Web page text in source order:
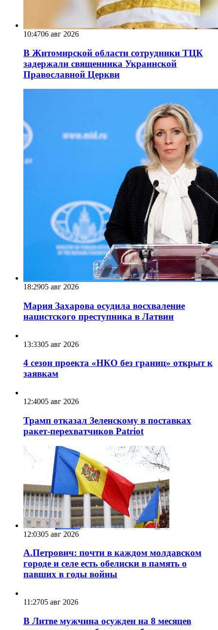
10:4706 авг 2026
В Житомирской области сотрудники ТЦК
задержали священника Украинской
Православной Церкви
18:2905 авг 2026
Мария Захарова осудила восхваление
нацистского преступника в Латвии
13:3305 авг 2026
4 сезон проекта «НКО без границ» открыт к
заявкам
12:4005 авг 2026
Трамп отказал Зеленскому в поставках
ракет-перехватчиков Patriot
12:0305 авг 2026
А.Петрович: почти в каждом молдавском
городе и селе есть обелиски в память о
павших в годы войны
11:2705 авг 2026
В Литве мужчина осужден на 8 месяцев